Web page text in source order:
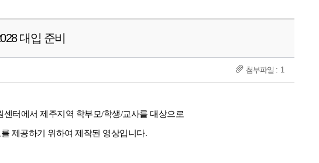
대입 준비
1
터에서 제주지역 학부모/학생/교사를 대상으로
제공하기 위하여 제작된 영상입니다.